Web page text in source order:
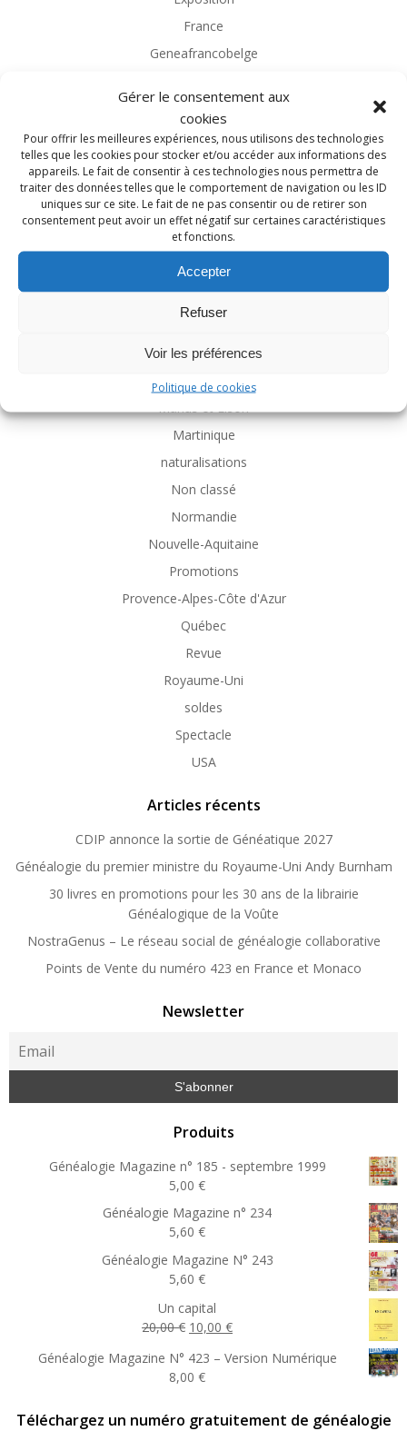
Gérer le consentement aux
cookies
Pour offrir les meilleures expériences, nous utilisons des technologies
telles que les cookies pour stocker et/ou accéder aux informations des
appareils. Le fait de consentir à ces technologies nous permettra de
traiter des données telles que le comportement de navigation ou les ID
uniques sur ce site. Le fait de ne pas consentir ou de retirer son
consentement peut avoir un effet négatif sur certaines caractéristiques
et fonctions.
Accepter
Refuser
Voir les préférences
Politique de cookies
France
Geneafrancobelge
Généalogie Magazine
Généalogies célèbres
Généatique
Guerre 14-18
Héraldique
Heredis
Île-de-France
Librairie
Limousin
Logiciel
Martinique
naturalisations
Non classé
Normandie
Nouvelle-Aquitaine
Promotions
Provence-Alpes-Côte d'Azur
Québec
Revue
Royaume-Uni
soldes
Spectacle
USA
Articles récents
CDIP annonce la sortie de Généatique 2027
Généalogie du premier ministre du Royaume-Uni Andy Burnham
30 livres en promotions pour les 30 ans de la librairie
Généalogique de la Voûte
NostraGenus – Le réseau social de généalogie collaborative
Points de Vente du numéro 423 en France et Monaco
Newsletter
Produits
Généalogie Magazine n° 185 - septembre 1999
5,00 €
Généalogie Magazine n° 234
5,60 €
Généalogie Magazine N° 243
5,60 €
Un capital
20,00€ Le
initial
était :
10,00 €Le
actuel
Généalogie Magazine N° 423 – Version Numérique
8,00 €
Téléchargez un numéro gratuitement de généalogie